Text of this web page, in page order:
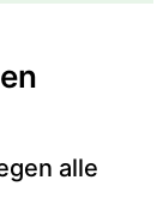
alle